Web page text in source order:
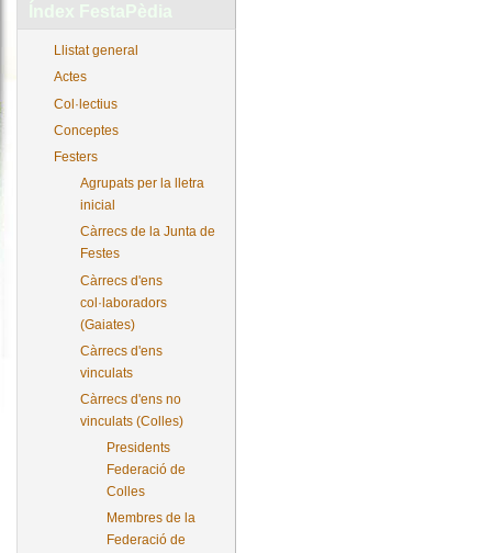
Índex FestaPèdia
Llistat general
Actes
Col·lectius
Conceptes
Festers
Agrupats per la lletra
inicial
Càrrecs de la Junta de
Festes
Càrrecs d'ens
col·laboradors
(Gaiates)
Càrrecs d'ens
vinculats
Càrrecs d'ens no
vinculats (Colles)
Presidents
Federació de
Colles
Membres de la
Federació de